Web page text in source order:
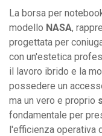
NASA,
colore
con
scomparto
documenti
e
tasche
organizzative.
La borsa per
modello NASA,
progettata per
con un'estetica
il lavoro ibrido e la
possedere un
ma un vero e proprio
fondamentale per
l'efficienza operativa